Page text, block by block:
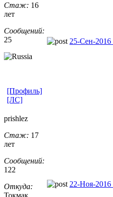
Стаж: 16
лет
Сообщений:
25
25-Сен-2016
[Профиль]
[ЛС]
prishlez
Стаж: 17
лет
Сообщений:
122
Откуда:
Токмак
22-Ноя-2016